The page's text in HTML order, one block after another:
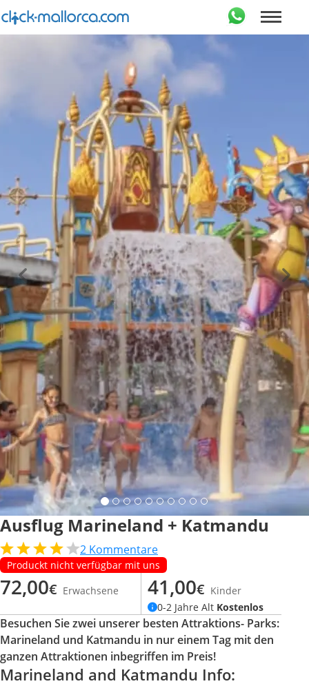
Ausflug Marineland + Katmandu
2 Kommentare
Produckt nicht verfügbar mit uns
72,00€ Erwachsene 41,00€ Kinder
0-2 Jahre Alt Kostenlos
Besuchen Sie zwei unserer besten Attraktions- Parks:
Marineland und Katmandu in nur einem Tag mit den
ganzen Attraktionen inbegriffen im Preis!
Marineland and Katmandu Info: